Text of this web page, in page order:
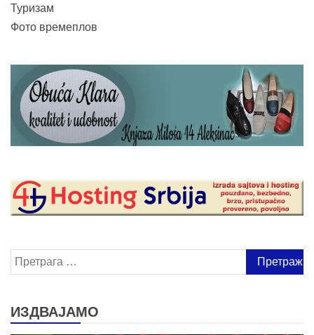
Туризам
Фото времеплов
Претрага
за:
ИЗДВАЈАМО